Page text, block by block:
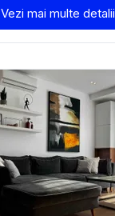
Vezi mai multe detalii